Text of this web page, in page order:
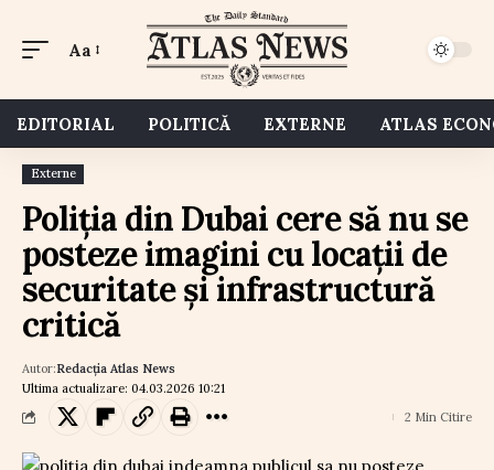
Aa
EDITORIAL POLITICĂ EXTERNE ATLAS
Externe
Poliția din Dubai cere să nu se
posteze imagini cu locații de
securitate și infrastructură
critică
Ultima actualizare: 04.03.2026 10:21
Autor:Redacția Atlas News
2 Min Citire